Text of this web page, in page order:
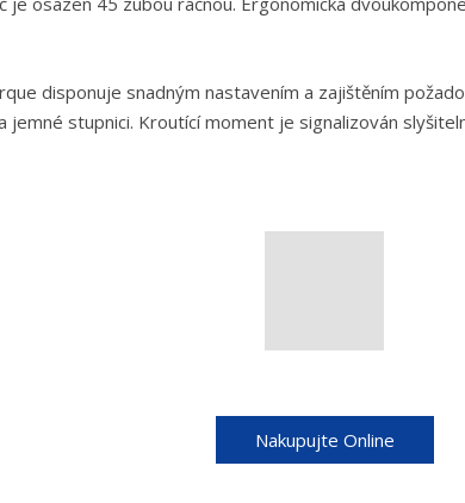
disponuje snadným nastavením a zajištěním
jemné stupnici. Kroutící moment je signalizován
Nakupujte Online